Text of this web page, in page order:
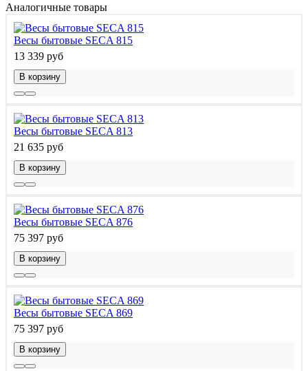
Аналогичные товары
Весы бытовые SECA 815
13 339 руб
В корзину
Весы бытовые SECA 813
21 635 руб
В корзину
Весы бытовые SECA 876
75 397 руб
В корзину
Весы бытовые SECA 869
75 397 руб
В корзину